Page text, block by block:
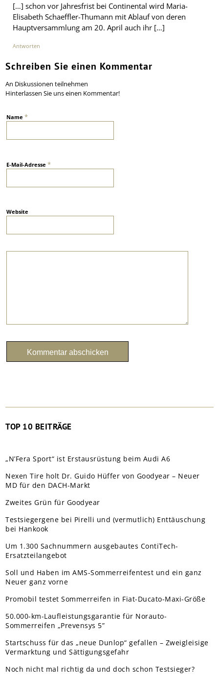
[…] schon vor Jahresfrist bei Continental wird Maria-
Elisabeth Schaeffler-Thumann mit Ablauf von deren
Hauptversammlung am 20. April auch ihr […]
Antworten
Schreiben Sie einen Kommentar
An Diskussionen teilnehmen
Hinterlassen Sie uns einen Kommentar!
Name*
E-Mail-Adresse*
Website
TOP 10 BEITRÄGE
„N’Fera Sport“ ist Erstausrüstung beim Audi A6
Nexen Tire holt Dr. Guido Hüffer von Goodyear – Neuer
MD für den DACH-Markt
Zweites Grün für Goodyear
Testsiegergene bei Pirelli und (vermutlich) Enttäuschung
bei Hankook
Um 1.300 Sachnummern ausgebautes ContiTech-
Ersatzteilangebot
Soll und Haben im AMS-Sommerreifentest und ein ganz
Neuer ganz vorne
Promobil testet Sommerreifen in Fiat-Ducato-Maxi-Größe
50.000-km-Laufleistungsgarantie für Norauto-
Sommerreifen „Prevensys 5”
Startschuss für das „neue Dunlop“ gefallen – Zweigleisige
Vermarktung und Sättigungsgefahr
Noch nicht mal richtig da und doch schon Testsieger?